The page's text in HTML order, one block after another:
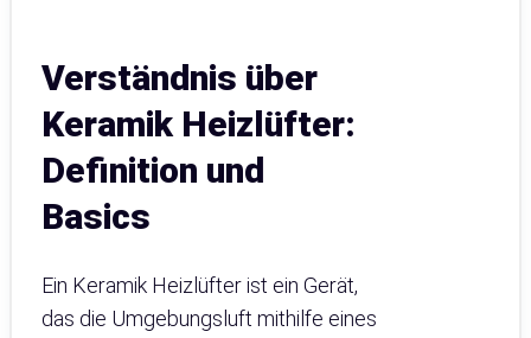
Verständnis über
Keramik Heizlüfter:
Definition und
Basics
Ein Keramik Heizlüfter ist ein Gerät,
das die Umgebungsluft mithilfe eines